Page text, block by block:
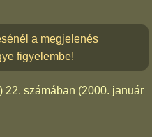
a megjelenés
figyelembe!
22. számában (2000. január